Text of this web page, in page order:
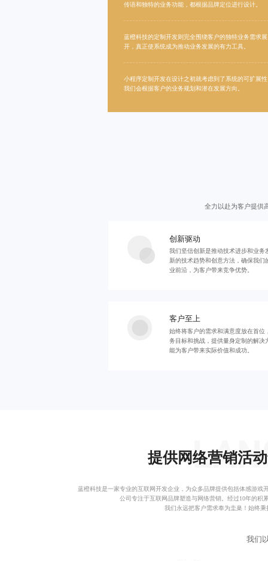
传语和独特的业务功能，都根据品牌定位进行设计。
蓝橙科技的定制开发则完全围绕客户的独特业务需求展
开，真正使系统成为推动业务发展的有力工具。
小程序定制开发在设计之初就考虑到了系统的可扩展
我们会根据客户的业务规划和潜在发展方向。
全力以赴为客户提供
创新驱动
我们坚信创新是推动技术进步和业务
新的技术趋势和创意方法，确保我们
业前沿，为客户带来竞争优势。
客户至上
始终将客户的需求和满意度放在首位
务目标和挑战，提供量身定制的解决
能为客户带来实际价值和成功。
提供网络营销活
蓝橙科技是一家专业的互联网开发企业，为众多品牌提供包括体感游戏
公司专注于互联网品牌塑造与网络营销。经过10年的
我们永远把客户需求奉为圭臬！始终
我们